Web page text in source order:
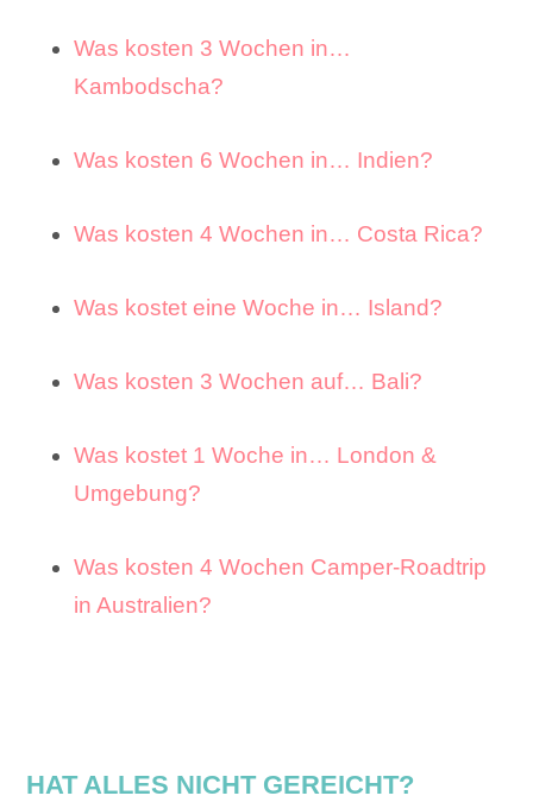
Was kosten 3 Wochen in…
Kambodscha?
Was kosten 6 Wochen in… Indien?
Was kosten 4 Wochen in… Costa Rica?
Was kostet eine Woche in… Island?
Was kosten 3 Wochen auf… Bali?
Was kostet 1 Woche in… London &
Umgebung?
Was kosten 4 Wochen Camper-Roadtrip
in Australien?
HAT ALLES NICHT GEREICHT?